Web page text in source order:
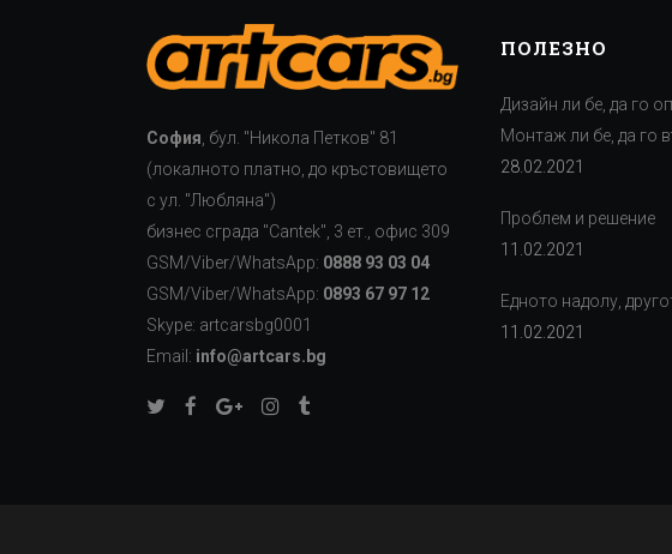
София , бул. "Никола Петков" 81
(локалното платно, до кръстовището
с ул. "Любляна")
бизнес сграда "Cаntek", 3 ет., офис 309
GSM/Viber/WhatsApp: 0888 93 03 04
GSM/Viber/WhatsApp: 0893 67 97 12
Skype: artcarsbg0001
Email: info@artcars.bg
ПОЛЕЗНО
Дизайн ли бе, да го
Монтаж ли бе, да го
28.02.2021
Проблем и решение
11.02.2021
Едното надолу,
11.02.2021